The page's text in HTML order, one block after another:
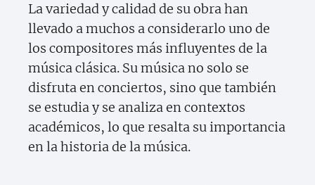
La variedad y calidad de su obra han
llevado a muchos a considerarlo uno de
los compositores más influyentes de la
música clásica. Su música no solo se
disfruta en conciertos, sino que también
se estudia y se analiza en contextos
académicos, lo que resalta su importancia
en la historia de la música.